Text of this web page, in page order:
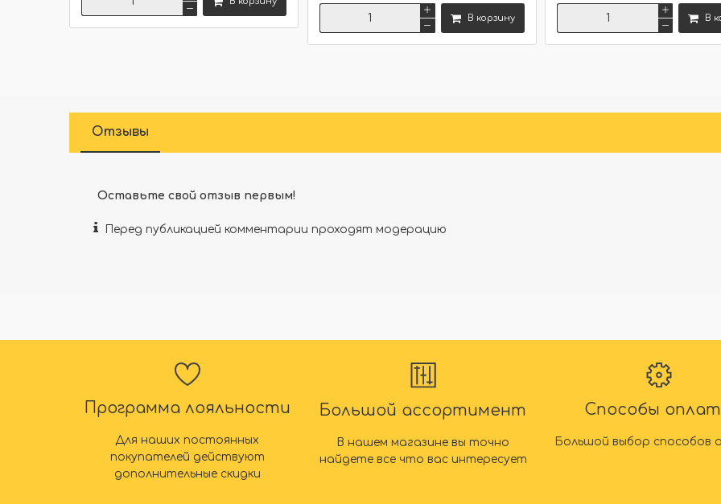
В корзину В
Отзывы
Оставьте свой отзыв первым!
Перед публикацией комментарии проходят модерацию
Программа лояльности
Для наших постоянных
покупателей действуют
дополнительные скидки
Большой ассортимент
В нашем магазине вы точно
найдете все что вас интересует
Способы
Большой выбор способов